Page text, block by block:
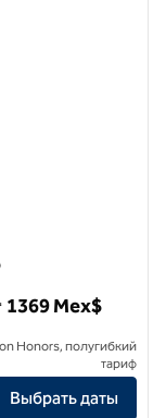
by Hilton Hotel
1369 Mex$
Honors, полугибкий
тариф
Выбрать даты